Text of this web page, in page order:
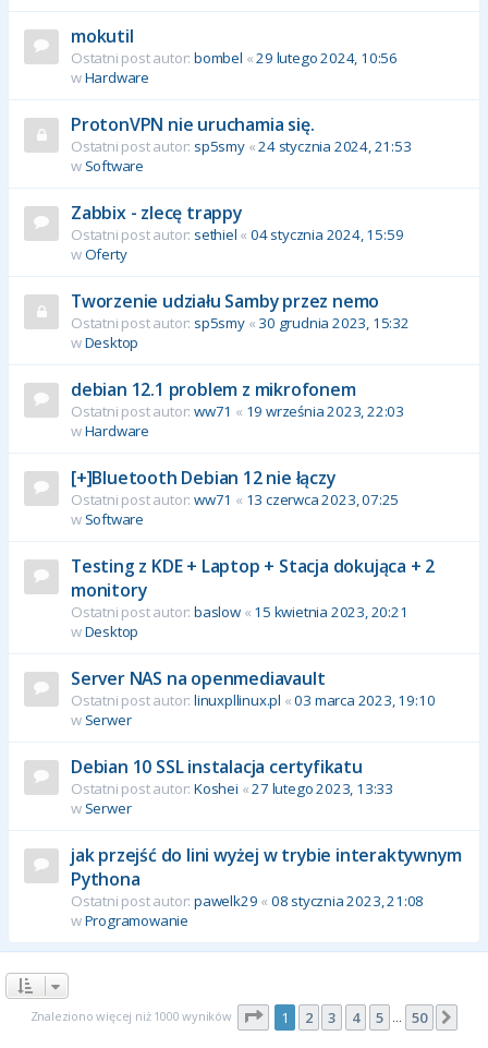
mokutil
Ostatni post autor: bombel «29 lutego 2024, 10:56
wHardware
ProtonVPN nie uruchamia się.
Ostatni post autor: sp5smy«24 stycznia 2024, 21:53
w Software
Zabbix - zlecę trappy
Ostatni post autor: sethiel «04 stycznia 2024, 15:59
wOferty
Tworzenie udziału Samby przez nemo
Ostatni post autor: sp5smy« 30 grudnia 2023, 15:32
wDesktop
debian 12.1 problem z mikrofonem
Ostatni post autor: ww71 « 19 września 2023, 22:03
wHardware
[+]Bluetooth Debian 12 nie łączy
Ostatni post autor: ww71 « 13 czerwca 2023, 07:25
w Software
Testing z KDE + Laptop + Stacja dokująca + 2
monitory
Ostatni post autor: baslow« 15 kwietnia 2023, 20:21
wDesktop
Server NAS na openmediavault
Ostatni post autor: linuxpllinux.pl «03 marca 2023, 19:10
w Serwer
Debian 10 SSL instalacja certyfikatu
Ostatni post autor: Koshei «27 lutego 2023, 13:33
w Serwer
jak przejść do lini wyżej w trybie interaktywnym
Pythona
Ostatni post autor: pawelk29 « 08 stycznia 2023, 21:08
wProgramowanie
Znaleziono więcej niż 1000 wyników Strona z50
1 2 3 4 5 … 50